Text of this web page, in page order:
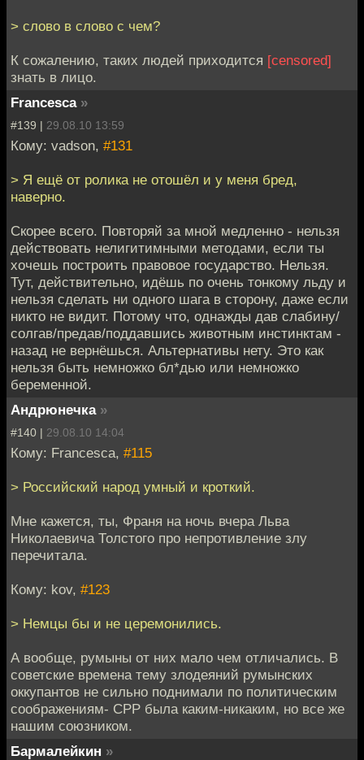
> слово в слово с чем?
К сожалению, таких людей приходится [censored]
знать в лицо.
Francesca »
#139 | 29.08.10 13:59
Кому: vadson, #131
> Я ещё от ролика не отошёл и у меня бред,
наверно.
Скорее всего. Повторяй за мной медленно - нельзя
действовать нелигитимными методами, если ты
хочешь построить правовое государство. Нельзя.
Тут, действительно, идёшь по очень тонкому льду и
нельзя сделать ни одного шага в сторону, даже если
никто не видит. Потому что, однажды дав слабину/
солгав/предав/поддавшись животным инстинктам -
назад не вернёшься. Альтернативы нету. Это как
нельзя быть немножко бл*дью или немножко
беременной.
Андрюнечка »
#140 | 29.08.10 14:04
Кому: Francesca, #115
> Российский народ умный и кроткий.
Мне кажется, ты, Франя на ночь вчера Льва
Николаевича Толстого про непротивление злу
перечитала.
Кому: kov, #123
> Немцы бы и не церемонились.
А вообще, румыны от них мало чем отличались. В
советские времена тему злодеяний румынских
оккупантов не сильно поднимали по политическим
соображениям- СРР была каким-никаким, но все же
нашим союзником.
Бармалейкин »